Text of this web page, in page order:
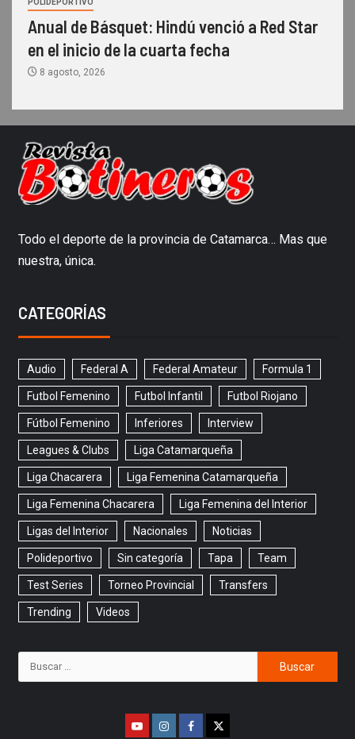
Anual de Básquet: Hindú venció a Red Star
en el inicio de la cuarta fecha
8 agosto, 2026
Todo el deporte de la provincia de Catamarca… Mas que
nuestra, única.
CATEGORÍAS
Audio Federal A Federal Amateur Formula 1
Futbol Femenino Futbol Infantil Futbol Riojano
Fútbol Femenino Inferiores Interview
Leagues & Clubs Liga Catamarqueña
Liga Chacarera Liga Femenina Catamarqueña
Liga Femenina Chacarera Liga Femenina del Interior
Ligas del Interior Nacionales Noticias
Polideportivo Sin categoría Tapa Team
Test Series Torneo Provincial Transfers
Trending Videos